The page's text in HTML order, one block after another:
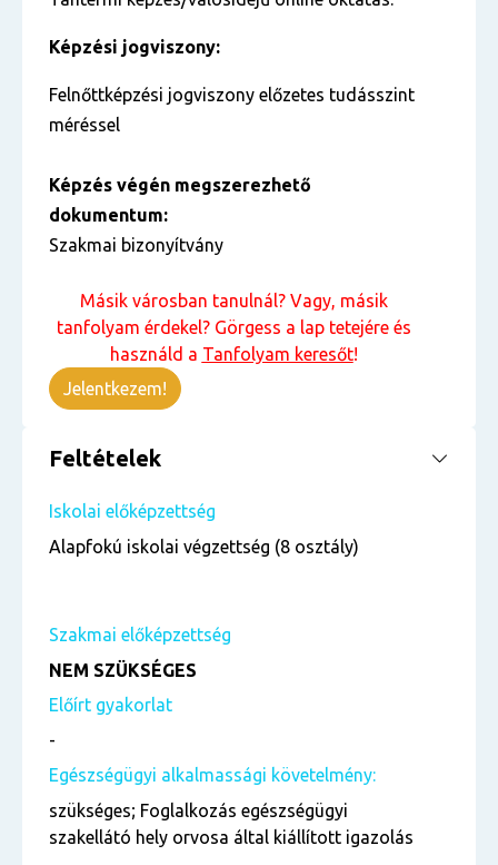
Képzési jogviszony:
Felnőttképzési jogviszony előzetes tudásszint
méréssel
Képzés végén megszerezhető
dokumentum:
Szakmai bizonyítvány
Másik városban tanulnál? Vagy, másik
tanfolyam érdekel? Görgess a lap tetejére és
használd a Tanfolyam keresőt!
Jelentkezem!
Feltételek
Iskolai előképzettség
Alapfokú iskolai végzettség (8 osztály)
Szakmai előképzettség
NEM SZÜKSÉGES
Előírt gyakorlat
-
Egészségügyi alkalmassági követelmény:
szükséges; Foglalkozás egészségügyi
szakellátó hely orvosa által kiállított igazolás